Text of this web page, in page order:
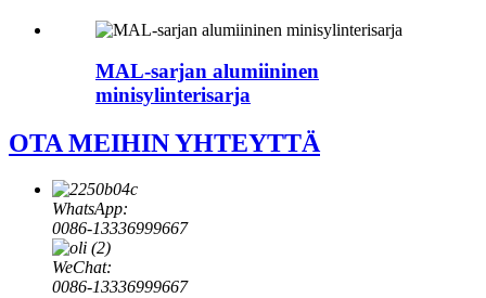
MAL-sarjan alumiininen
minisylinterisarja
OTA MEIHIN YHTEYTTÄ
WhatsApp:
0086-13336999667
WeChat:
0086-13336999667